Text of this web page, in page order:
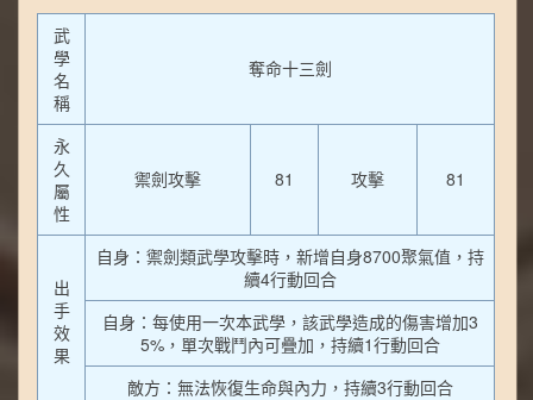
武
學
名
稱
奪命十三劍
永
久
屬
性
禦劍攻擊 81 攻擊 81
出
手
效
果
自身：禦劍類武學攻擊時，新增自身8700聚氣值，持
續4行動回合
自身：每使用一次本武學，該武學造成的傷害增加3
5%，單次戰鬥內可疊加，持續1行動回合
敵方：無法恢復生命與內力，持續3行動回合